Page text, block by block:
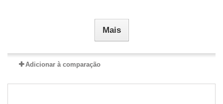
Mais
Adicionar à comparação